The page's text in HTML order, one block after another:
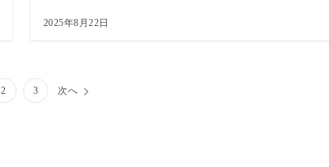
2025年8月22日
2 3 次へ